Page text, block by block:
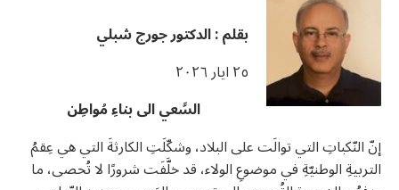
بقلم : الدكتور جورج شبلي
٢٥ ايار ٢٠٢٦
السَّعي الى بناءِ مُواطِن
إنّ النّكباتِ التي توالَت على البلاد، وشكّلَتِ الكارثةَ التي هي عِقمُ
التربيةِ الوطنيّةِ في موضوعِ الولاء، قد خلَّفَت شرورًا لا تُحصى، ما
U0633U0627U062EU0646